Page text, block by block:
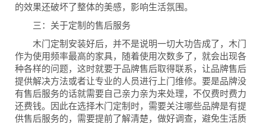
的效果还破坏了整体的美感，影响生活氛围。
三：关于定制的售后服务
木门定制安装好后，并不是说明一切大功告成了，木门
作为使用频率最高的家具，随着使用次数多了，就会出现各
种各样的问题，这时就要于品牌售后取得联系，让品牌售后
提供解决方法或者让专业的人员进行上门维修。要是品牌没
有售后服务的话就需要自己亲力亲为来处理，不仅费时费力
还费钱。因此在选择木门定制时，需要关注哪些品牌是有提
供售后服务的，需要提前了解清楚，做好调查，避免生活质